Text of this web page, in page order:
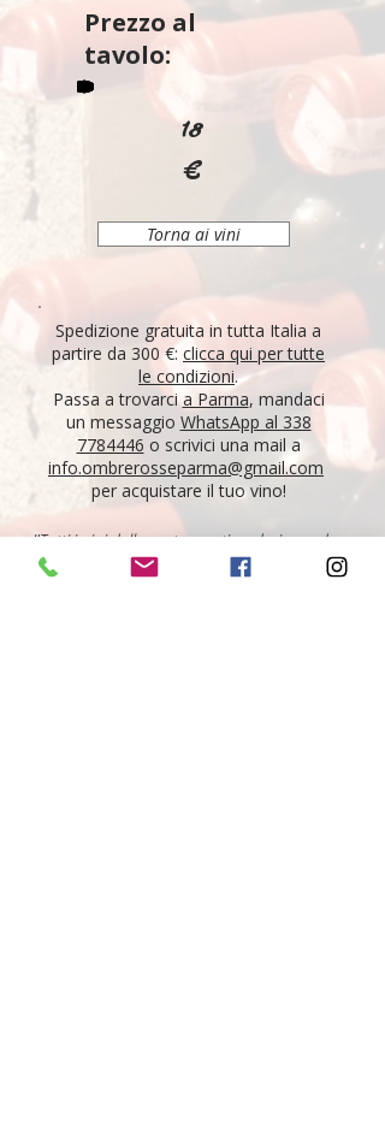
Prezzo al
tavolo:
18
€
Torna ai vini
Spedizione gratuita in tutta Italia a
partire da 300 €: clicca qui per tutte
le condizioni.
Passa a trovarcia Parma, mandaci
un messaggio WhatsApp al 338
7784446 o scrivici una mail a
info.ombrerosseparma@gmail.com
per acquistare il tuo vino!
"Tutti i vini della nostra cantina derivano da un
lungo percorso di ricerca, iniziato nel 1995 con